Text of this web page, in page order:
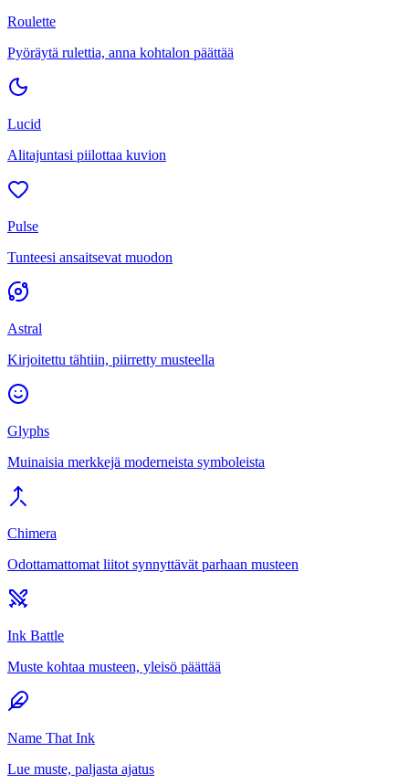
Roulette
Pyöräytä rulettia, anna kohtalon päättää
Lucid
Alitajuntasi piilottaa kuvion
Pulse
Tunteesi ansaitsevat muodon
Astral
Kirjoitettu tähtiin, piirretty musteella
Glyphs
Muinaisia merkkejä moderneista symboleista
Chimera
Odottamattomat liitot synnyttävät parhaan musteen
Ink Battle
Muste kohtaa musteen, yleisö päättää
Name That Ink
Lue muste, paljasta ajatus